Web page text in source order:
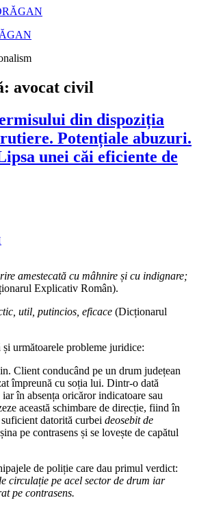
avocat civil
din dispoziția
Potențiale abuzuri.
unei căi eficiente de
amestecată cu mâhnire și cu indignare;
Explicativ Român).
util, putincios, eficace (Dicționarul
și următoarele probleme juridice:
Client conducând pe un drum județean
împreună cu soția lui. Dintr-o dată
în absența oricăror indicatoare sau
această schimbare de direcție, fiind în
datorită curbei deosebit de
pe contrasens și se lovește de capătul
de poliție care dau primul verdict:
circulație pe acel sector de drum iar
pe contrasens.
online în
limba engleză